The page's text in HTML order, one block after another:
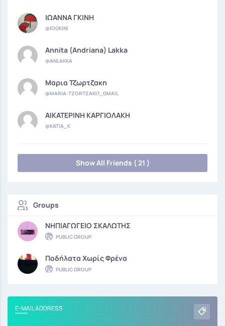
ΙΩΑΝΝΑ ΓΚΙΝΗ
@IOGKINI
Annita (Andriana) Lakka
@ANLAKKA
Μαρια Τζωρτζακη
@MARIA-TZORTZAKI7_GMAIL
ΑΙΚΑΤΕΡΙΝΗ ΚΑΡΓΙΟΛΑΚΗ
@KATIA_K
Show All Friends ( 21 )
Groups
ΝΗΠΙΑΓΩΓΕΙΟ ΣΚΑΛΩΤΗΣ
PUBLIC GROUP
Ποδήλατα Χωρίς Φρένα
PUBLIC GROUP
E-MAIL ADDRESS